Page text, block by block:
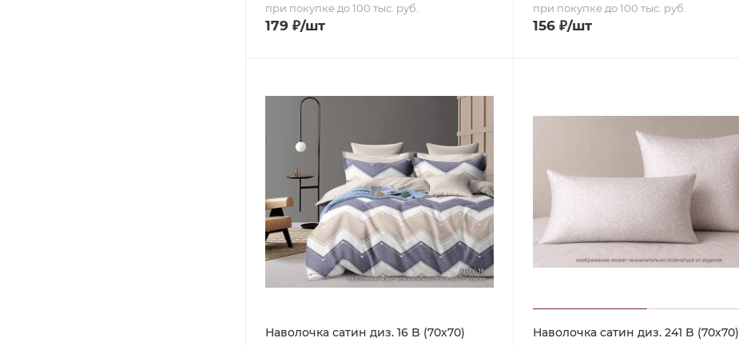
при покупке до 100 тыс. руб.
179 ₽/шт
при покупке до 100 тыс. руб.
156 ₽/шт
Наволочка сатин диз. 16 B (70х70) Наволочка сатин диз. 241 B (70х70)